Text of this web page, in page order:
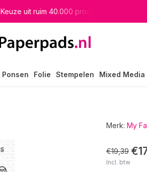
Keuze uit ruim 40.000 producten
Ponsen Folie Stempelen Mixed Media
Merk: My
€19,39
Incl. btw